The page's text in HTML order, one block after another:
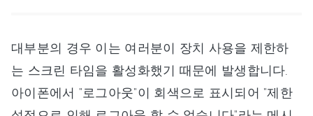
대부분의 경우 이는 여러분이 장치 사용을 제한하
는 스크린 타임을 활성화했기 때문에 발생합니다.
아이폰에서 "로그아웃"이 회색으로 표시되어 "제한